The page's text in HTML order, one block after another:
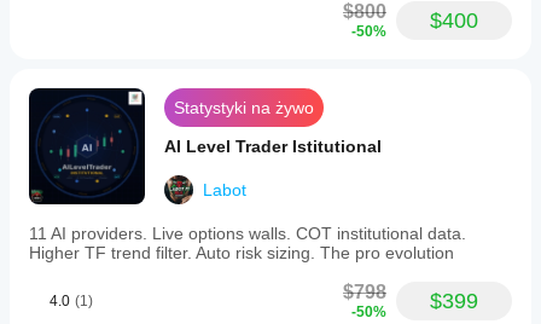
$800
-50% $400
Statystyki na żywo
AI Level Trader Istitutional
Labot
11 AI providers. Live options walls. COT institutional data.
Higher TF trend filter. Auto risk sizing. The pro evolution
4.0 (1) $798
-50% $399